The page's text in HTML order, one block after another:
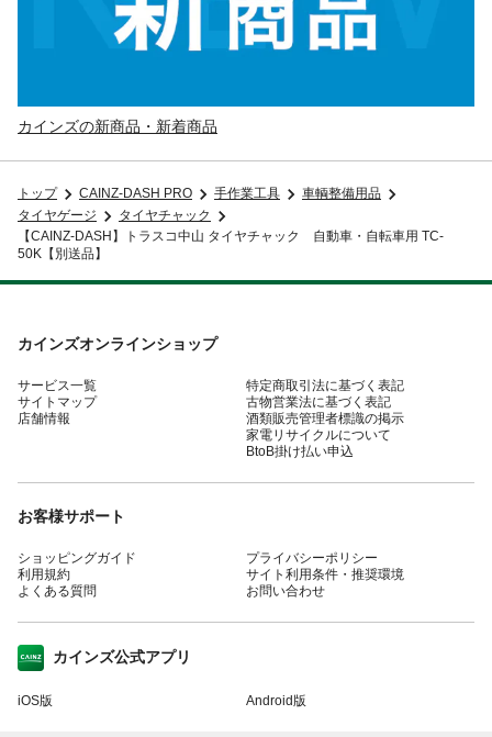
カインズの新商品・新着商品
トップ CAINZ-DASH PRO 手作業工具
車輌整備用品
タイヤゲージ
タイヤチャック
【CAINZ-DASH】トラスコ中山 タイヤチャック 自動車・自転車用 TC-
50K【別送品】
カインズオンラインショップ
サービス一覧
サイトマップ
店舗情報
特定商取引法に基づく表記
古物営業法に基づく表記
酒類販売管理者標識の掲示
家電リサイクルについて
BtoB掛け払い申込
お客様サポート
ショッピングガイド
利用規約
よくある質問
プライバシーポリシー
サイト利用条件・推奨環境
お問い合わせ
カインズ公式アプリ
iOS版 Android版